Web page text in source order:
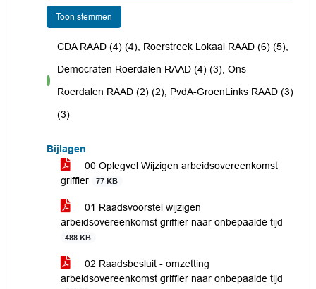
Toon stemmen
voor
CDA RAAD (4) (4), Roerstreek Lokaal RAAD (6) (5),
Democraten Roerdalen RAAD (4) (3), Ons
Roerdalen RAAD (2) (2), PvdA-GroenLinks RAAD (3)
(3)
Bijlagen
00 Oplegvel Wijzigen arbeidsovereenkomst
griffier
77 KB
01 Raadsvoorstel wijzigen
arbeidsovereenkomst griffier naar onbepaalde tijd
488 KB
02 Raadsbesluit - omzetting
arbeidsovereenkomst griffier naar onbepaalde tijd